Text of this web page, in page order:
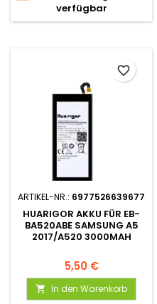
verfügbar
ARTIKEL-NR.: 6977526639677
HUARIGOR AKKU FÜR EB-
BA520ABE SAMSUNG A5
2017/A520 3000MAH
5,50 €
 In den Warenkorb
favorite_border